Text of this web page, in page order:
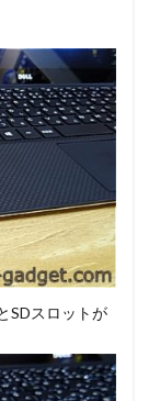
SDスロットが